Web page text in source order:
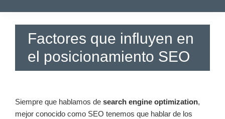
Factores que influyen en
el posicionamiento SEO
Siempre que hablamos de search engine optimization,
mejor conocido como SEO tenemos que hablar de los